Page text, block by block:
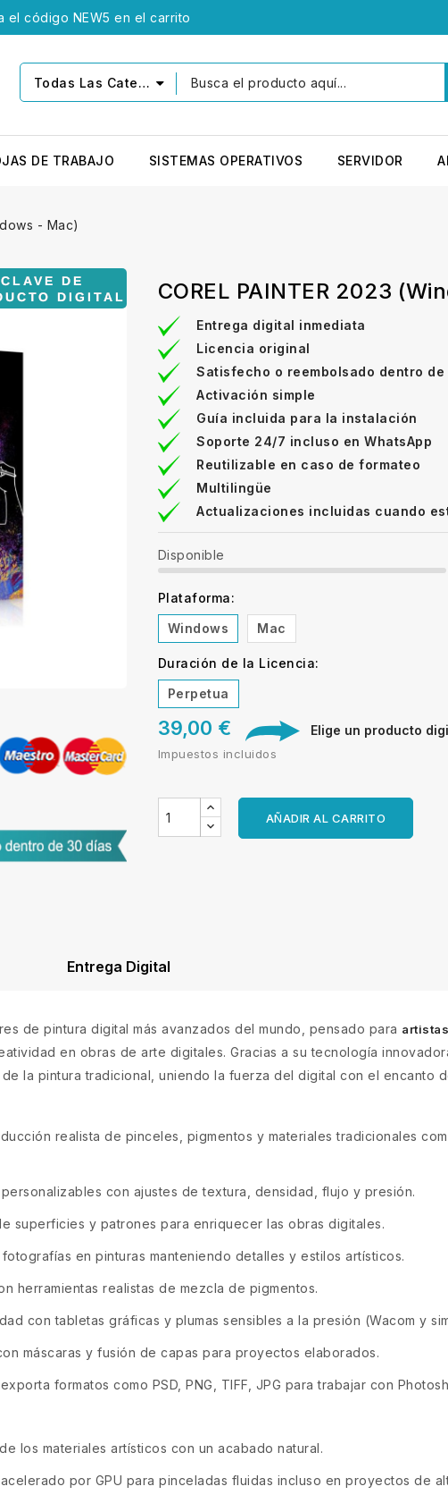
código NEW5 en el carrito
Todas Las Categorías
DE TRABAJO SISTEMAS OPERATIVOS SERVIDOR
- Mac)
COREL PAINTER 2023
Entrega digital inmediata
Licencia original
Satisfecho o reembolsado dentro de
Activación simple
Guía incluida para la instalación
Soporte 24/7 incluso en WhatsApp
Reutilizable en caso de formateo
Multilingüe
Actualizaciones incluidas cuando
Disponible
Plataforma:
Windows
Mac
Duración de la Licencia:
Perpetua
39,00 € Elige un producto
Impuestos incluidos
AÑADIR AL CARRITO
Entrega Digital
de pintura digital más avanzados del mundo, pensado para
en obras de arte digitales. Gracias a su tecnología
la pintura tradicional, uniendo la fuerza del digital con el encanto
realista de pinceles, pigmentos y materiales tradicionales
con ajustes de textura, densidad, flujo y presión.
superficies y patrones para enriquecer las obras digitales.
fotografías en pinturas manteniendo detalles y estilos artísticos.
herramientas realistas de mezcla de pigmentos.
con tabletas gráficas y plumas sensibles a la presión (Wacom y
máscaras y fusión de capas para proyectos elaborados.
formatos como PSD, PNG, TIFF, JPG para trabajar con
los materiales artísticos con un acabado natural.
por GPU para pinceladas fluidas incluso en proyectos de